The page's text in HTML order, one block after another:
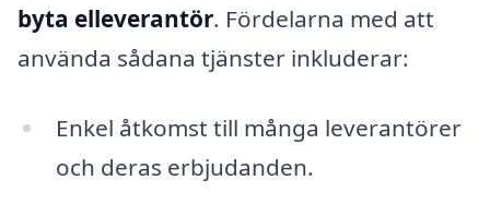
byta elleverantör. Fördelarna med att
använda sådana tjänster inkluderar:
Enkel åtkomst till många leverantörer
och deras erbjudanden.